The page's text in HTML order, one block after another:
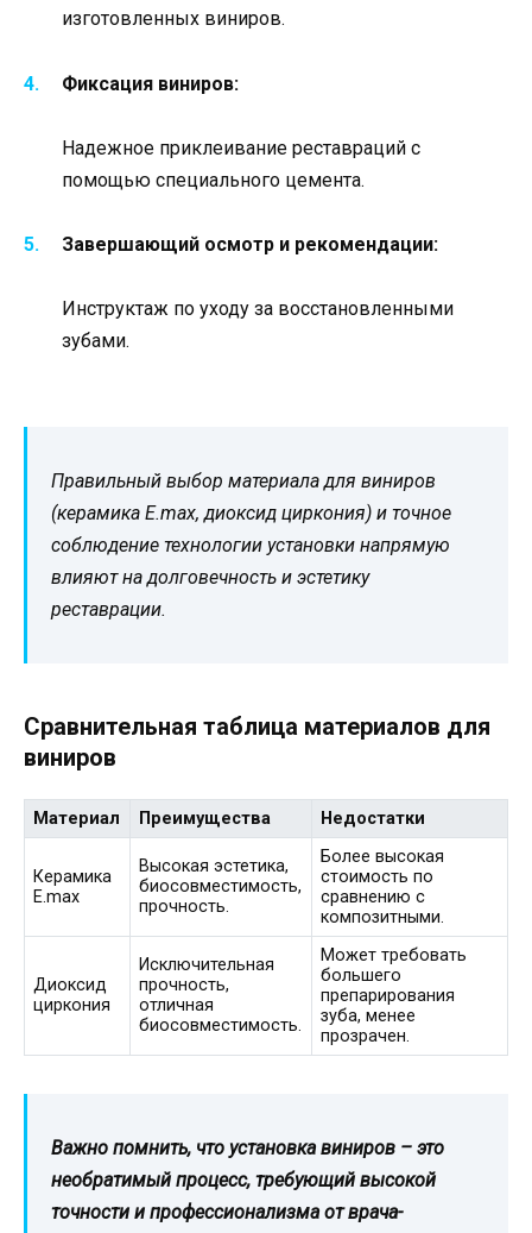
изготовленных виниров.
Фиксация виниров:
Надежное приклеивание реставраций с
помощью специального цемента.
Завершающий осмотр и рекомендации:
Инструктаж по уходу за восстановленными
зубами.
Правильный выбор материала для виниров
(керамика E.max, диоксид циркония) и точное
соблюдение технологии установки напрямую
влияют на долговечность и эстетику
реставрации.
Сравнительная таблица материалов для
виниров
Материал Преимущества Недостатки
Керамика
E.max
Высокая эстетика,
биосовместимость,
прочность.
Более высокая
стоимость по
сравнению с
композитными.
Диоксид
циркония
Исключительная
прочность,
отличная
биосовместимость.
Может требовать
большего
препарирования
зуба, менее
прозрачен.
Важно помнить, что установка виниров – это
необратимый процесс, требующий высокой
точности и профессионализма от врача-